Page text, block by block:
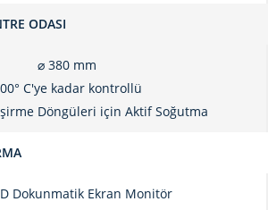
ODASI
⌀ 380 mm
C'ye kadar kontrollü
Döngüleri için Aktif Soğutma
Dokunmatik Ekran Monitör